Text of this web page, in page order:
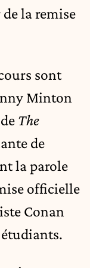
la remise
sont
Minton
The
de
la parole
officielle
Conan
étudiants.